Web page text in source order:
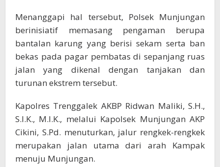
Menanggapi hal tersebut, Polsek Munjungan
berinisiatif memasang pengaman berupa
bantalan karung yang berisi sekam serta ban
bekas pada pagar pembatas di sepanjang ruas
jalan yang dikenal dengan tanjakan dan
turunan ekstrem tersebut.
Kapolres Trenggalek AKBP Ridwan Maliki, S.H.,
S.I.K., M.I.K., melalui Kapolsek Munjungan AKP
Cikini, S.Pd. menuturkan, jalur rengkek-rengkek
merupakan jalan utama dari arah Kampak
menuju Munjungan.